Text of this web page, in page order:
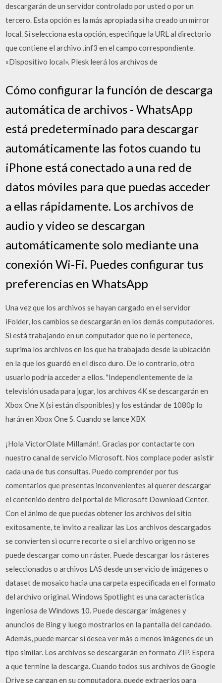
descargarán de un servidor controlado por usted o por un
tercero. Esta opción es la más apropiada si ha creado un mirror
local. Si selecciona esta opción, especifique la URL al directorio
que contiene el archivo .inf3 en el campo correspondiente.
«Dispositivo local». Plesk leerá los archivos de
Cómo configurar la función de descarga
automática de archivos - WhatsApp
está predeterminado para descargar
automáticamente las fotos cuando tu
iPhone está conectado a una red de
datos móviles para que puedas acceder
a ellas rápidamente. Los archivos de
audio y video se descargan
automáticamente solo mediante una
conexión Wi-Fi. Puedes configurar tus
preferencias en WhatsApp
Una vez que los archivos se hayan cargado en el servidor
iFolder, los cambios se descargarán en los demás computadores.
Si está trabajando en un computador que no le pertenece,
suprima los archivos en los que ha trabajado desde la ubicación
en la que los guardó en el disco duro. De lo contrario, otro
usuario podría acceder a ellos. "Independientemente de la
televisión usada para jugar, los archivos 4K se descargarán en
Xbox One X (si están disponibles) y los estándar de 1080p lo
harán en Xbox One S. Cuando se lance XBX
¡Hola VictorOlate Millamán!. Gracias por contactarte con
nuestro canal de servicio Microsoft. Nos complace poder asistir
cada una de tus consultas. Puedo comprender por tus
comentarios que presentas inconvenientes al querer descargar
el contenido dentro del portal de Microsoft Download Center.
Con el ánimo de que puedas obtener los archivos del sitio
exitosamente, te invito a realizar las Los archivos descargados
se convierten si ocurre recorte o si el archivo origen no se
puede descargar como un ráster. Puede descargar los rásteres
seleccionados o archivos LAS desde un servicio de imágenes o
dataset de mosaico hacia una carpeta especificada en el formato
del archivo original. Windows Spotlight es una característica
ingeniosa de Windows 10. Puede descargar imágenes y
anuncios de Bing y luego mostrarlos en la pantalla del candado.
Además, puede marcar si desea ver más o menos imágenes de un
tipo similar. Los archivos se descargarán en formato ZIP. Espera
a que termine la descarga. Cuando todos sus archivos de Google
Drive se cargan en su computadora, puede extraerlos para